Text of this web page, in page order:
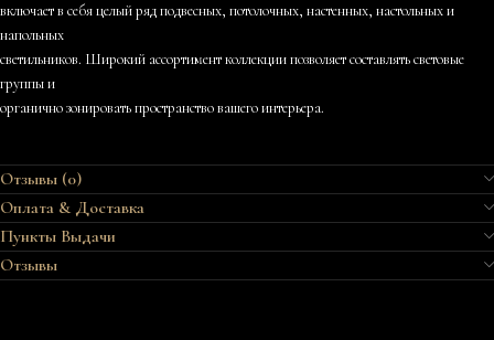
включает в себя целый ряд подвесных, потолочных, настенных, настольных и
напольных
светильников. Широкий ассортимент коллекции позволяет составлять световые
группы и
органично зонировать пространство вашего интерьера.
Отзывы (0)
Оплата & Доставка
Пункты Выдачи
Отзывы